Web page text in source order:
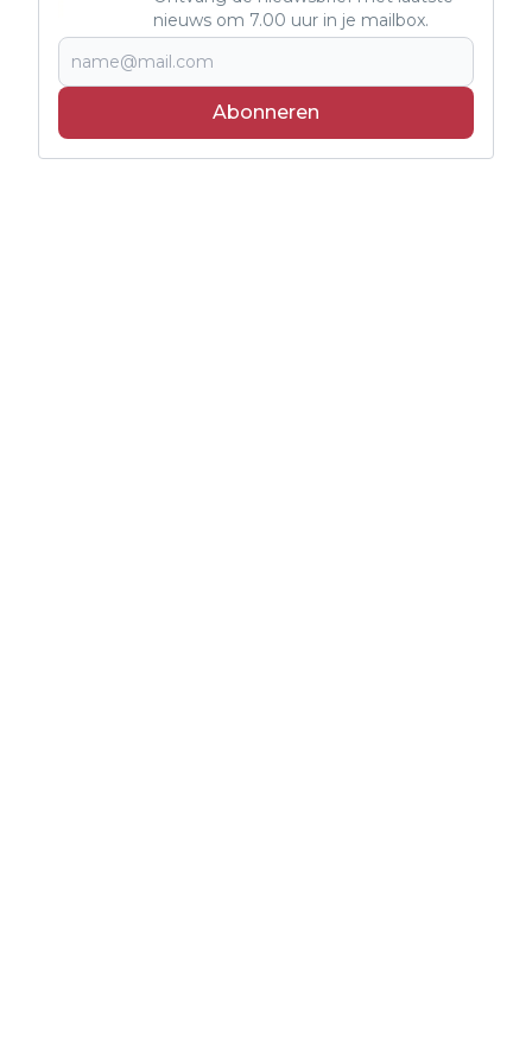
nieuws om 7.00 uur in je mailbox.
Abonneren